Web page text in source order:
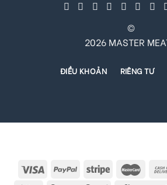
©
2026 MASTER
ĐIỀU KHOẢN RIÊNG TƯ